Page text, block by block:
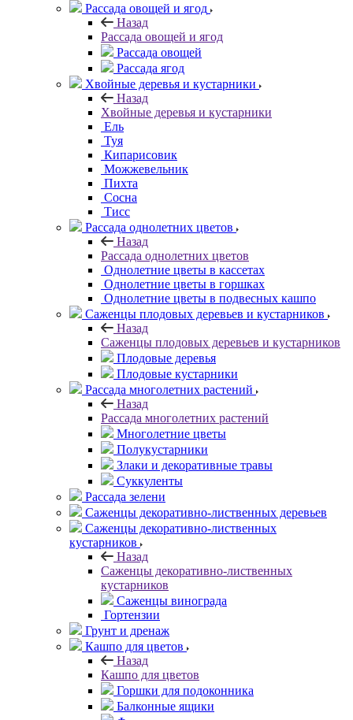
Рассада овощей и ягод
Назад
Рассада овощей и ягод
Рассада овощей
Рассада ягод
Хвойные деревья и кустарники
Назад
Хвойные деревья и кустарники
Ель
Туя
Кипарисовик
Можжевельник
Пихта
Сосна
Тисc
Рассада однолетних цветов
Назад
Рассада однолетних цветов
Однолетние цветы в кассетах
Однолетние цветы в горшках
Однолетние цветы в подвесных кашпо
Саженцы плодовых деревьев и кустарников
Назад
Саженцы плодовых деревьев и кустарников
Плодовые деревья
Плодовые кустарники
Рассада многолетних растений
Назад
Рассада многолетних растений
Многолетние цветы
Полукустарники
Злаки и декоративные травы
Суккуленты
Рассада зелени
Саженцы декоративно-лиственных деревьев
Саженцы декоративно-лиственных
кустарников
Назад
Саженцы декоративно-лиственных
кустарников
Саженцы винограда
Гортензии
Грунт и дренаж
Кашпо для цветов
Назад
Кашпо для цветов
Горшки для подоконника
Балконные ящики